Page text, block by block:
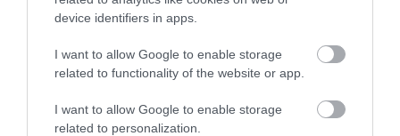
device identifiers in apps.
I want to allow Google to enable storage
related to functionality of the website or app.
I want to allow Google to enable storage
related to personalization.
Οι τροφές που βοηθούν στη μακροζωία
ΔΗΜΟΦΙΛΗ